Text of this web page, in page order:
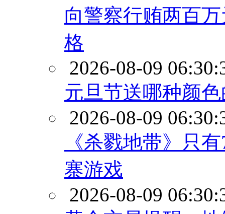
向警察行贿两百
格
2026-08-09
元旦节送哪种颜
2026-08-09
《杀戮地带》只
寨游戏
2026-08-09